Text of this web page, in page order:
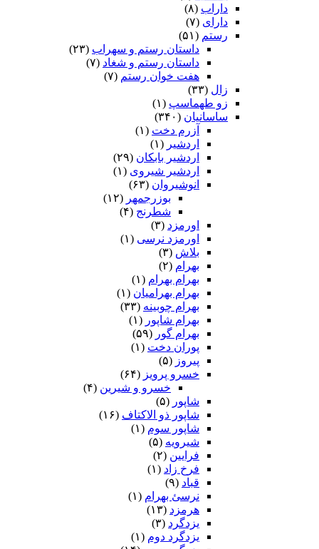
داراب (۸)
دارای (۷)
رستم (۵۱)
داستان رستم و سهراب (۲۳)
داستان رستم و شغاد (۷)
هفت خوان رستم‏ (۷)
زال (۳۳)
زو طهماسپ‏ (۱)
ساسانیان (۳۴۰)
آزرم دخت (۱)
اردشیر (۱)
اردشیر بابکان (۲۹)
اردشیر شیروی (۱)
انوشیروان (۶۳)
بوزرجمهر (۱۲)
شطرنج (۴)
اورمزد (۳)
اورمزد نرسى‏ (۱)
بلاش (۳)
بهرام (۲)
بهرام بهرام (۱)
بهرام بهرامیان‏ (۱)
بهرام چوبینه (۳۳)
بهرام شاپور (۱)
بهرام گور (۵۹)
پوران دخت (۱)
پیروز (۵)
خسرو پرویز (۶۴)
خسرو و شیرین (۴)
شاپور (۵)
شاپور ذو الاکتاف (۱۶)
شاپور سوم‏ (۱)
شیرویه (۵)
فرایین (۲)
فرخ زاد (۱)
قباد (۹)
نرسئ بهرام‏ (۱)
هرمزد (۱۳)
یزدگرد (۳)
یزدگرد دوم (۱)